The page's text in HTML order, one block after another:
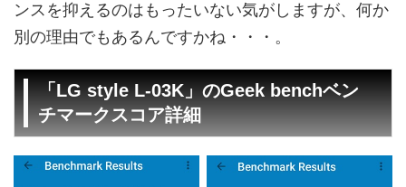
ンスを抑えるのはもったいない気がしますが、何か
別の理由でもあるんですかね・・・。
「LG style L-03K」のGeek benchベン
チマークスコア詳細